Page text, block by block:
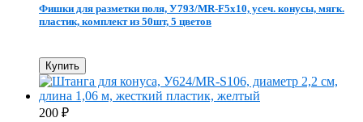
Фишки для разметки поля, У793/MR-F5x10, усеч. конусы, мягк.
пластик, комплект из 50шт, 5 цветов
Купить
200 ₽